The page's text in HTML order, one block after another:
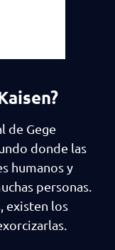
de Gege
donde las
humanos y
personas.
existen los